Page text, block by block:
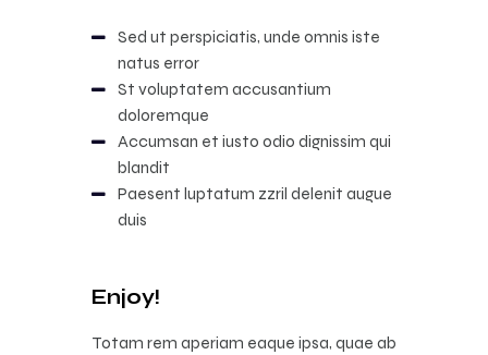
Sed ut perspiciatis, unde omnis iste
natus error
St voluptatem accusantium
doloremque
Accumsan et iusto odio dignissim qui
blandit
Paesent luptatum zzril delenit augue
duis
Enjoy!
Totam rem aperiam eaque ipsa, quae ab